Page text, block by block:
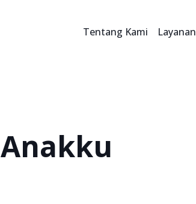
Tentang Kami Layanan